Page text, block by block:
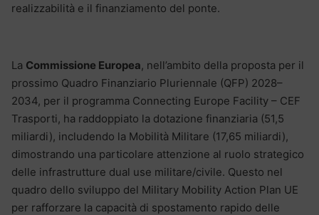
realizzabilità e il finanziamento del ponte.
La Commissione Europea, nell’ambito della proposta per il
prossimo Quadro Finanziario Pluriennale (QFP) 2028–
2034, per il programma Connecting Europe Facility – CEF
Trasporti, ha raddoppiato la dotazione finanziaria (51,5
miliardi), includendo la Mobilità Militare (17,65 miliardi),
dimostrando una particolare attenzione al ruolo strategico
delle infrastrutture dual use militare/civile. Questo nel
quadro dello sviluppo del Military Mobility Action Plan UE
per rafforzare la capacità di spostamento rapido delle